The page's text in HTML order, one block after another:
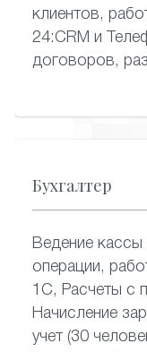
клиентов,
24:CRM и
договоров,
Бухгалтер
Ведение кассы
операции,
1С, Расчеты с
Начисление
учет (30